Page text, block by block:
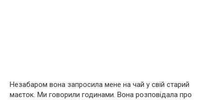
Незабаром вона запросила мене на чай у свій старий
маєток. Ми говорили годинами. Вона розповідала про